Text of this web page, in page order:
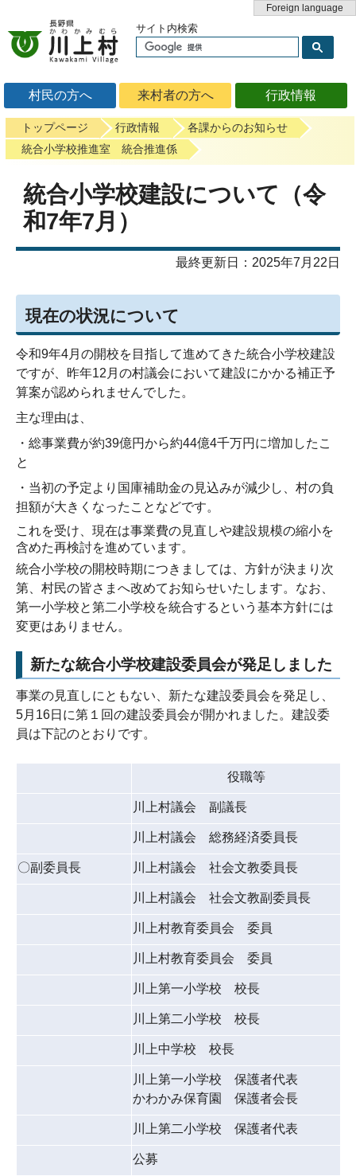
Foreign language
村民の方へ 来村者の方へ 行政情報
サイト内検索
トップページ 行政情報
各課からのお知らせ
統合小学校推進室 統合推進係
統合小学校建設について（令
和7年7月）
最終更新日：2025年7月22日
現在の状況について
令和9年4月の開校を目指して進めてきた統合小学校建設
ですが、昨年12月の村議会において建設にかかる補正予
算案が認められませんでした。
主な理由は、
・総事業費が約39億円から約44億4千万円に増加したこ
と
・当初の予定より国庫補助金の見込みが減少し、村の負
担額が大きくなったこと などです。
これを受け、現在は事業費の見直しや建設規模の縮小を
含めた再検討を進めています。
統合小学校の開校時期につきましては、方針が決まり次
第、村民の皆さまへ改めてお知らせいたします。なお、
第一小学校と第二小学校を統合するという基本方針には
変更はありません。
新たな統合小学校建設委員会が発足しました
事業の見直しにともない、新たな建設委員会を発足し、
5月 16日に第１回の建設委員会が開かれました。建設委
員は下記のとおりです。
役職等
川上村議会 副議長
川上村議会 総務経済委員長
〇副委員長 川上村議会 社会文教委員長
川上村議会 社会文教副委員長
川上村教育委員会 委員
川上村教育委員会 委員
川上第一小学校 校長
川上第二小学校 校長
川上中学校 校長
川上第一小学校 保護者代表
かわかみ保育園 保護者会長
川上第二小学校 保護者代表
公募